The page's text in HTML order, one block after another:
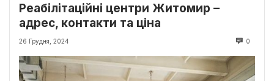
Реабілітаційні центри Житомир –
адрес, контакти та ціна
26 Грудня, 2024 0